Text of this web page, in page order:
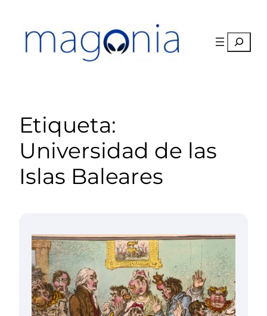
contenido
Buscar
Etiqueta:
Universidad de las
Islas Baleares